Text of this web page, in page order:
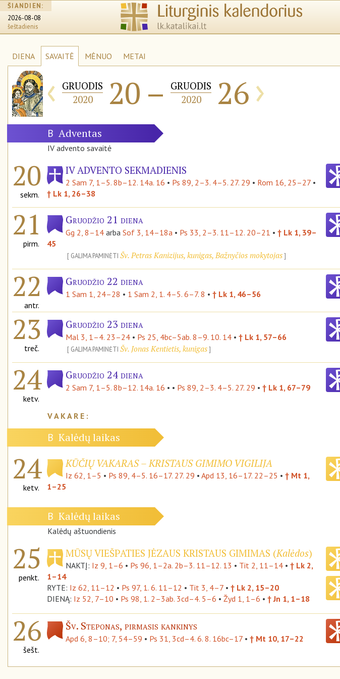
ŠIANDIEN:
2026-08-08
šeštadienis
DIENA SAVAITĖ MĖNUO METAI
‹ GRUODIS
2020
20 –
GRUODIS
2020
26›
B Adventas
IV advento savaitė
20
sekm.
IV ADVENTO SEKMADIENIS
2 Sam 7, 1–5. 8b–12. 14a. 16 • Ps 89, 2–3. 4–5. 27. 29 • Rom 16, 25–27 •
† Lk 1, 26–38
21
pirm.
Gruodžio 21 diena
Gg 2, 8–14 arba Sof 3, 14–18a • Ps 33, 2–3. 11–12. 20–21 • † Lk 1, 39–
45
GALIMA PAMINĖTI Šv. Petras Kanizijus, kunigas, Bažnyčios mokytojas
22
antr.
Gruodžio 22 diena
1 Sam 1, 24–28 • 1 Sam 2, 1. 4–5. 6–7. 8 • † Lk 1, 46–56
23
treč.
Gruodžio 23 diena
Mal 3, 1–4. 23–24 • Ps 25, 4bc–5ab. 8–9. 10. 14 • † Lk 1, 57–66
GALIMA PAMINĖTI Šv. Jonas Kentietis, kunigas
24
ketv.
Gruodžio 24 diena
2 Sam 7, 1–5. 8b–12. 14a. 16 • • Ps 89, 2–3. 4–5. 27. 29 • † Lk 1, 67–79
B Kalėdų laikas
24
ketv.
KŪČIŲ VAKARAS – KRISTAUS GIMIMO VIGILIJA
Iz 62, 1–5 • Ps 89, 4–5. 16–17. 27. 29 • Apd 13, 16–17. 22–25 • † Mt 1,
1–25
B Kalėdų laikas
Kalėdų aštuondienis
25
penkt.
MŪSŲ VIEŠPATIES JĖZAUS KRISTAUS GIMIMAS (Kalėdos)
NAKTĮ: Iz 9, 1–6 • Ps 96, 1–2a. 2b–3. 11–12. 13 • Tit 2, 11–14 • † Lk 2,
1–14
RYTE: Iz 62, 11–12 • Ps 97, 1. 6. 11–12 • Tit 3, 4–7 • † Lk 2, 15–20
DIENĄ: Iz 52, 7–10 • Ps 98, 1. 2–3ab. 3cd–4. 5–6 • Žyd 1, 1–6 • † Jn 1, 1–18
26
šešt.
Šv. Steponas, pirmasis kankinys
Apd 6, 8–10; 7, 54–59 • Ps 31, 3cd–4. 6. 8. 16bc–17 • † Mt 10, 17–22